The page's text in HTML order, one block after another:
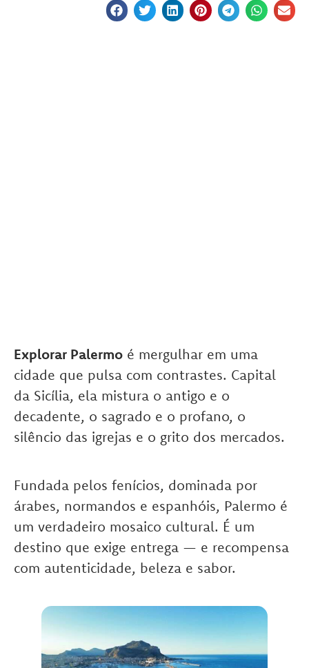
Explorar Palermo é mergulhar em uma
cidade que pulsa com contrastes. Capital
da Sicília, ela mistura o antigo e o
decadente, o sagrado e o profano, o
silêncio das igrejas e o grito dos mercados.
Fundada pelos fenícios, dominada por
árabes, normandos e espanhóis, Palermo é
um verdadeiro mosaico cultural. É um
destino que exige entrega — e recompensa
com autenticidade, beleza e sabor.